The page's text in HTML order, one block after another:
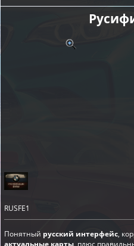
RUSFE1
Понятный русский интерфейс,
актуальные карты, плюс